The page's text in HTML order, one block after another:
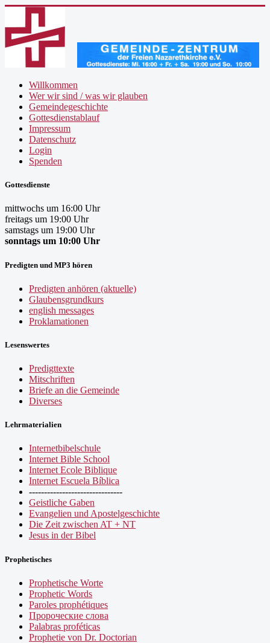
Willkommen
Wer wir sind / was wir glauben
Gemeindegeschichte
Gottesdienstablauf
Impressum
Datenschutz
Login
Spenden
Gottesdienste
mittwochs um 16:00 Uhr
freitags um 19:00 Uhr
samstags um 19:00 Uhr
sonntags um 10:00 Uhr
Predigten und MP3 hören
Predigten anhören (aktuelle)
Glaubensgrundkurs
english messages
Proklamationen
Lesenswertes
Predigttexte
Mitschriften
Briefe an die Gemeinde
Diverses
Lehrmaterialien
Internetbibelschule
Internet Bible School
Internet Ecole Biblique
Internet Escuela Bíblica
-------------------------------
Geistliche Gaben
Evangelien und Apostelgeschichte
Die Zeit zwischen AT + NT
Jesus in der Bibel
Prophetisches
Prophetische Worte
Prophetic Words
Paroles prophétiques
Пророческие слова
Palabras proféticas
Prophetie von Dr. Doctorian